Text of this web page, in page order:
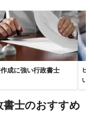
成に強い行政書士
ビ
い
書士のおすすめ